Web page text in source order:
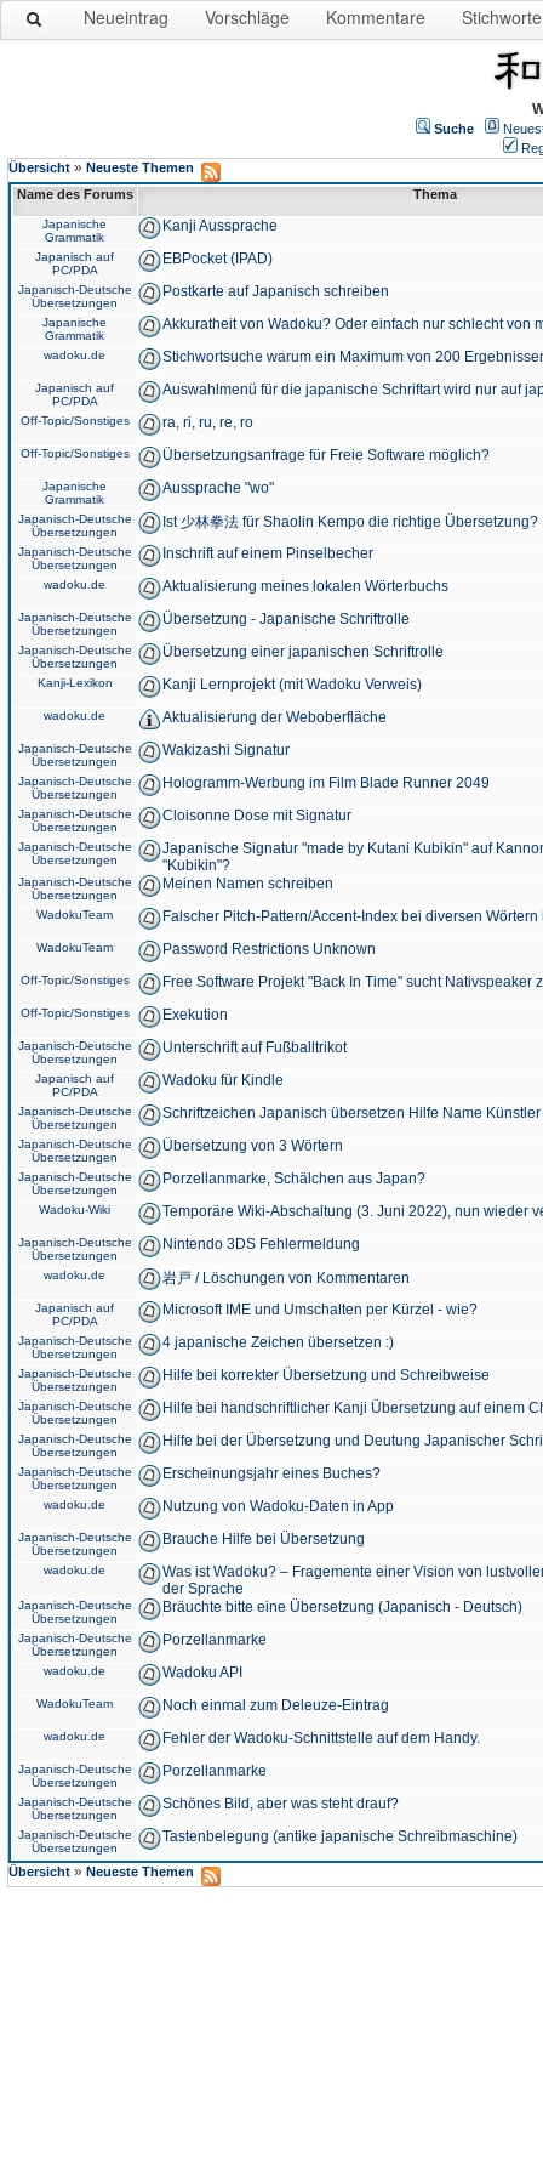
Neueintrag Vorschläge Kommentare Stichworte
Suche
Übersicht » Neueste Themen
Name des Forums
Thema
Japanische
Grammatik
Kanji Aussprache
Japanisch auf
PC/PDA
EBPocket (IPAD)
Japanisch-Deutsche
Übersetzungen
Postkarte auf Japanisch schreiben
Japanische
Grammatik
Akkuratheit von Wadoku? Oder einfach nur schlecht von
wadoku.de Stichwortsuche warum ein Maximum von 200
Japanisch auf
PC/PDA
Auswahlmenü für die japanische Schriftart wird nur auf
Off-Topic/Sonstiges ra, ri, ru, re, ro
Off-Topic/Sonstiges Übersetzungsanfrage für Freie Software möglich?
Japanische
Grammatik
Aussprache "wo"
Japanisch-Deutsche
Übersetzungen
Ist 少林拳法 für Shaolin Kempo die richtige Übersetzung?
Japanisch-Deutsche
Übersetzungen
Inschrift auf einem Pinselbecher
wadoku.de Aktualisierung meines lokalen Wörterbuchs
Japanisch-Deutsche
Übersetzungen
Übersetzung - Japanische Schriftrolle
Japanisch-Deutsche
Übersetzungen
Übersetzung einer japanischen Schriftrolle
Kanji-Lexikon Kanji Lernprojekt (mit Wadoku Verweis)
wadoku.de Aktualisierung der Weboberfläche
Japanisch-Deutsche
Übersetzungen
Wakizashi Signatur
Japanisch-Deutsche
Übersetzungen
Hologramm-Werbung im Film Blade Runner 2049
Japanisch-Deutsche
Übersetzungen
Cloisonne Dose mit Signatur
Japanisch-Deutsche
Übersetzungen
Japanische Signatur "made by Kutani Kubikin" auf
"Kubikin"?
Japanisch-Deutsche
Übersetzungen
Meinen Namen schreiben
WadokuTeam Falscher Pitch-Pattern/Accent-Index bei diversen
WadokuTeam Password Restrictions Unknown
Off-Topic/Sonstiges Free Software Projekt "Back In Time" sucht Nativspeaker
Off-Topic/Sonstiges Exekution
Japanisch-Deutsche
Übersetzungen
Unterschrift auf Fußballtrikot
Japanisch auf
PC/PDA
Wadoku für Kindle
Japanisch-Deutsche
Übersetzungen
Schriftzeichen Japanisch übersetzen Hilfe Name
Japanisch-Deutsche
Übersetzungen
Übersetzung von 3 Wörtern
Japanisch-Deutsche
Übersetzungen
Porzellanmarke, Schälchen aus Japan?
Wadoku-Wiki Temporäre Wiki-Abschaltung (3. Juni 2022), nun wieder
Japanisch-Deutsche
Übersetzungen
Nintendo 3DS Fehlermeldung
wadoku.de 岩戸 / Löschungen von Kommentaren
Japanisch auf
PC/PDA
Microsoft IME und Umschalten per Kürzel - wie?
Japanisch-Deutsche
Übersetzungen
4 japanische Zeichen übersetzen :)
Japanisch-Deutsche
Übersetzungen
Hilfe bei korrekter Übersetzung und Schreibweise
Japanisch-Deutsche
Übersetzungen
Hilfe bei handschriftlicher Kanji Übersetzung auf einem
Japanisch-Deutsche
Übersetzungen
Hilfe bei der Übersetzung und Deutung Japanischer
Japanisch-Deutsche
Übersetzungen
Erscheinungsjahr eines Buches?
wadoku.de Nutzung von Wadoku-Daten in App
Japanisch-Deutsche
Übersetzungen
Brauche Hilfe bei Übersetzung
wadoku.de
Was ist Wadoku? – Fragemente einer Vision von
der Sprache
Japanisch-Deutsche
Übersetzungen
Bräuchte bitte eine Übersetzung (Japanisch - Deutsch)
Japanisch-Deutsche
Übersetzungen
Porzellanmarke
wadoku.de Wadoku API
WadokuTeam Noch einmal zum Deleuze-Eintrag
wadoku.de Fehler der Wadoku-Schnittstelle auf dem Handy.
Japanisch-Deutsche
Übersetzungen
Porzellanmarke
Japanisch-Deutsche
Übersetzungen
Schönes Bild, aber was steht drauf?
Japanisch-Deutsche
Übersetzungen
Tastenbelegung (antike japanische Schreibmaschine)
Übersicht » Neueste Themen